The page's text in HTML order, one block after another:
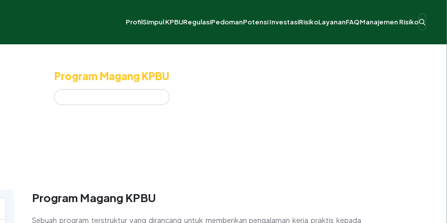
Profil
Tugas dan Fungsi
Simpul KPBU
Tentang Simpul KPBU
Regulasi
Struktur dan Kelembagaan KPBU
Pedoman
Panduan Investasi
Potensi Investasi
Proyek Penyiapan dan Siap Ditawarkan
RisikoLayananFAQManajemen Risiko
Program Magang KPBU
Program Magang KPBU
Sebuah program terstruktur yang dirancang untuk memberikan pengalaman kerja praktis kepada